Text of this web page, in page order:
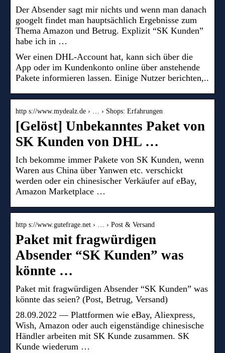
Der Absender sagt mir nichts und wenn man danach
googelt findet man hauptsächlich Ergebnisse zum
Thema Amazon und Betrug. Explizit “SK Kunden”
habe ich in …
Wer einen DHL-Account hat, kann sich über die
App oder im Kundenkonto online über anstehende
Pakete informieren lassen. Einige Nutzer berichten,..
http s://www.mydealz.de › … › Shops: Erfahrungen
[Gelöst] Unbekanntes Paket von
SK Kunden von DHL …
Ich bekomme immer Pakete von SK Kunden, wenn
Waren aus China über Yanwen etc. verschickt
werden oder ein chinesischer Verkäufer auf eBay,
Amazon Marketplace …
http s://www.gutefrage.net › … › Post & Versand
Paket mit fragwürdigen
Absender “SK Kunden” was
könnte …
Paket mit fragwürdigen Absender “SK Kunden” was
könnte das seien? (Post, Betrug, Versand)
28.09.2022 — Plattformen wie eBay, Aliexpress,
Wish, Amazon oder auch eigenständige chinesische
Händler arbeiten mit SK Kunde zusammen. SK
Kunde wiederum …